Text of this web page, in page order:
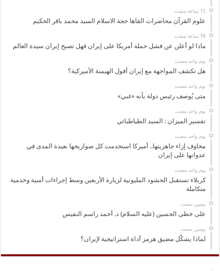
علوم القرآن محاضرات القاها حجة الاسلام السيد محمد باقر الحكيم
ماذا لو أعلن عن فشل حملة أمريكا على إيران فهل تصبح إيران سيدة العالم
‏يوم واحد مضت
هل تكشف المواجهة مع إيران أفول الهيمنة الأميركية؟
‏يوم واحد مضت
متى يُوصف رئيس دولة بأنه «غبي»
‏يوم واحد مضت
تفسير الميزان : السيد الطباطبائي
‏يوم واحد مضت
مخاوف إزاء جاهزيتها.. أميركا استخدمت كل صواريخها بعيدة المدى في
عدوانها على إيران
‏يوم واحد مضت
كربلاء تستقبل الحشود المليونية لزيارة الأربعين وسط إجراءات أمنية وخدمية
متكاملة
‏يومين مضت
على خطى الحسين (عليه السلام) د. أحمد راسم النفيس
‏يومين مضت
لماذا يشكّل مضيق هرمز أداة استراتيجية لإيران؟